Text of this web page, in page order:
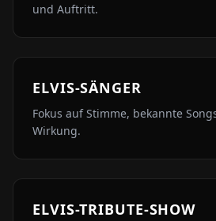
und Auftritt.
ELVIS-SÄNGER
Fokus auf Stimme, bekannte
Wirkung.
ELVIS-TRIBUTE-SHOW